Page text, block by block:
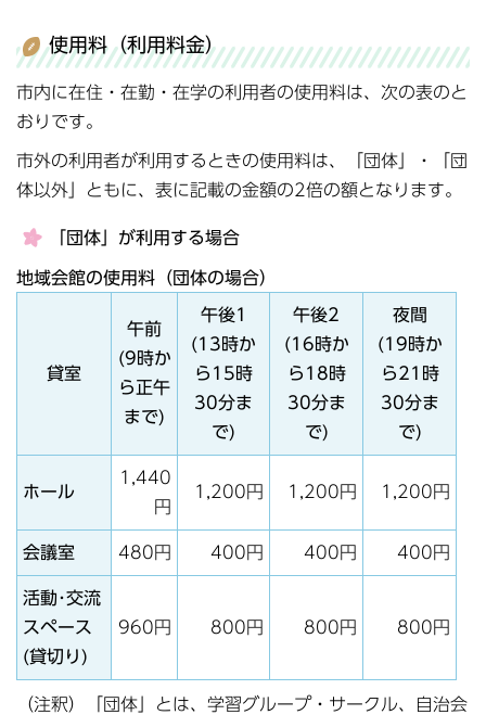
使用料（利用料金）
市内に在住・在勤・在学の利用者の使用料は、次の表のと
おりです。
市外の利用者が利用するときの使用料は、「団体」・「団
体以外」ともに、表に記載の金額の2倍の額となります。
「団体」が利用する場合
地域会館の使用料（団体の場合）
貸室
午前
(9時か
ら正午
まで)
午後1
(13時か
ら15時
30分ま
で)
午後2
(16時か
ら18時
30分ま
で)
夜間
(19時か
ら21時
30分ま
で)
ホール
1,440
円
1,200円 1,200円 1,200円
会議室 480円 400円 400円 400円
活動･交流
スペース
(貸切り)
960円 800円 800円 800円
（注釈）「団体」とは、学習グループ・サークル、自治会